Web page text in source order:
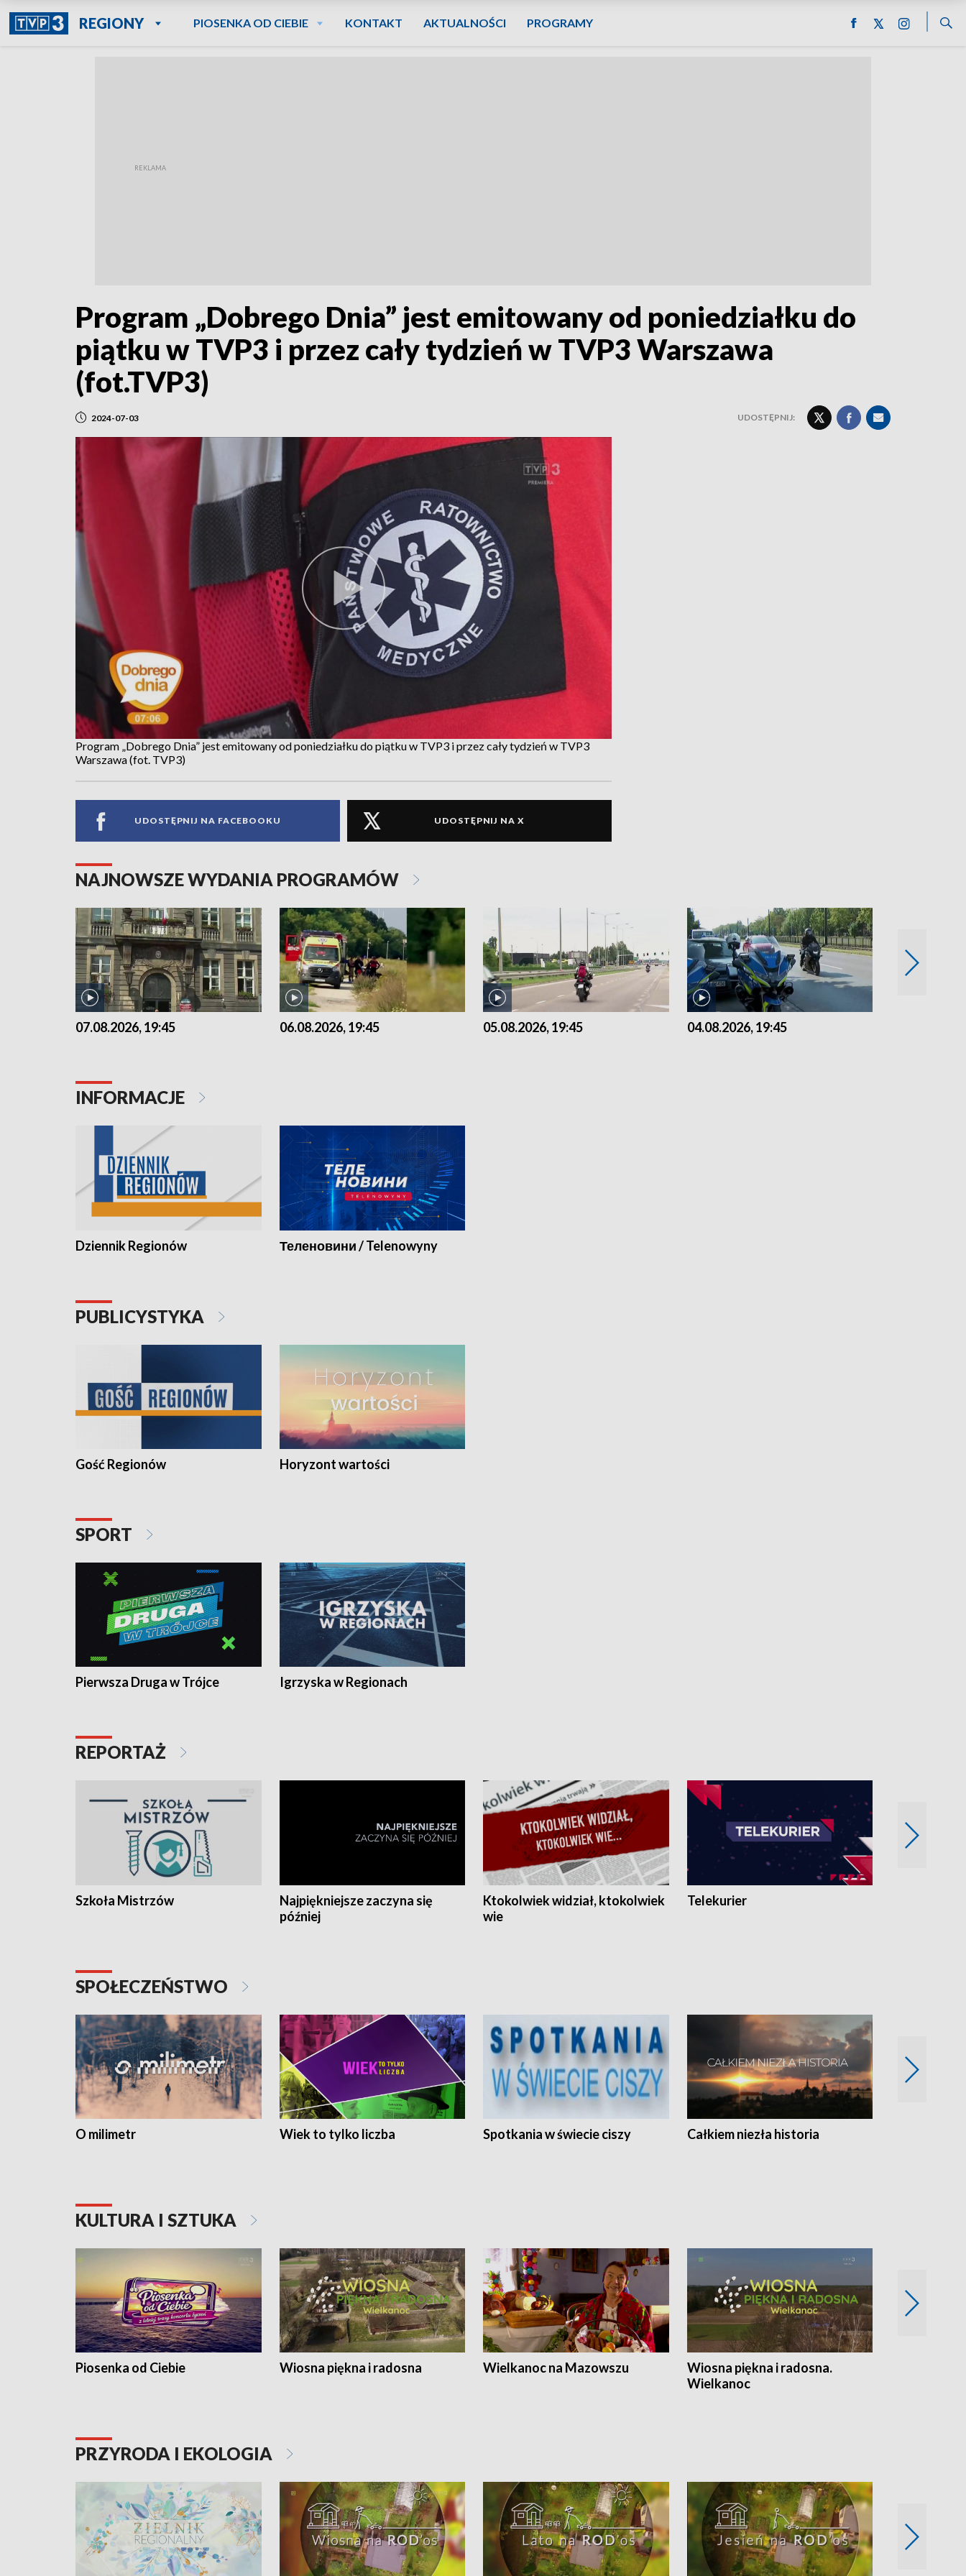
REGIONY PIOSENKA OD CIEBIE KONTAKT AKTUALNOŚCI PROGRAMY
Program „Dobrego Dnia” jest emitowany od poniedziałku do
piątku w TVP3 i przez cały tydzień w TVP3 Warszawa
(fot.TVP3)
2024-07-03 UDOSTĘPNIJ:
Program „Dobrego Dnia” jest emitowany od poniedziałku do piątku w TVP3 i przez cały tydzień w TVP3
Warszawa (fot. TVP3)
UDOSTĘPNIJ NA FACEBOOKU UDOSTĘPNIJ NA X
NAJNOWSZE WYDANIA PROGRAMÓW
07.08.2026, 19:45 06.08.2026, 19:45 05.08.2026, 19:45 04.08.2026, 19:45
INFORMACJE
Dziennik Regionów Теленовини / Telenowyny
PUBLICYSTYKA
Gość Regionów Horyzont wartości
SPORT
Pierwsza Druga w Trójce Igrzyska w Regionach
REPORTAŻ
Szkoła Mistrzów
Najpiękniejsze zaczyna się
później
Ktokolwiek widział, ktokolwiek
wie
Telekurier
SPOŁECZEŃSTWO
O milimetr Wiek to tylko liczba Spotkania w świecie ciszy Całkiem niezła historia
KULTURA I SZTUKA
Piosenka od Ciebie Wiosna piękna i radosna Wielkanoc na Mazowszu
Wiosna piękna i radosna.
Wielkanoc
PRZYRODA I EKOLOGIA